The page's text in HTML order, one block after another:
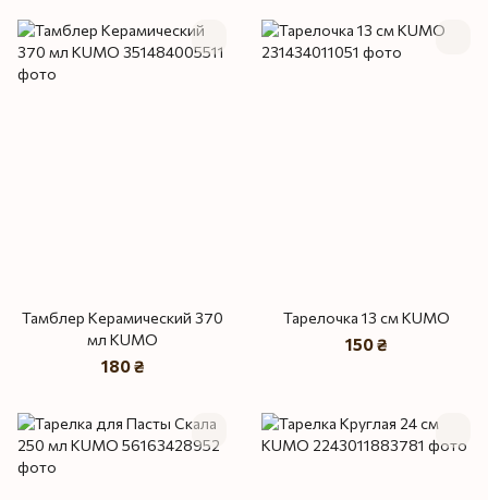
Тамблер Керамический 370
мл KUMO
180 ₴
Тарелочка 13 см KUMO
150 ₴